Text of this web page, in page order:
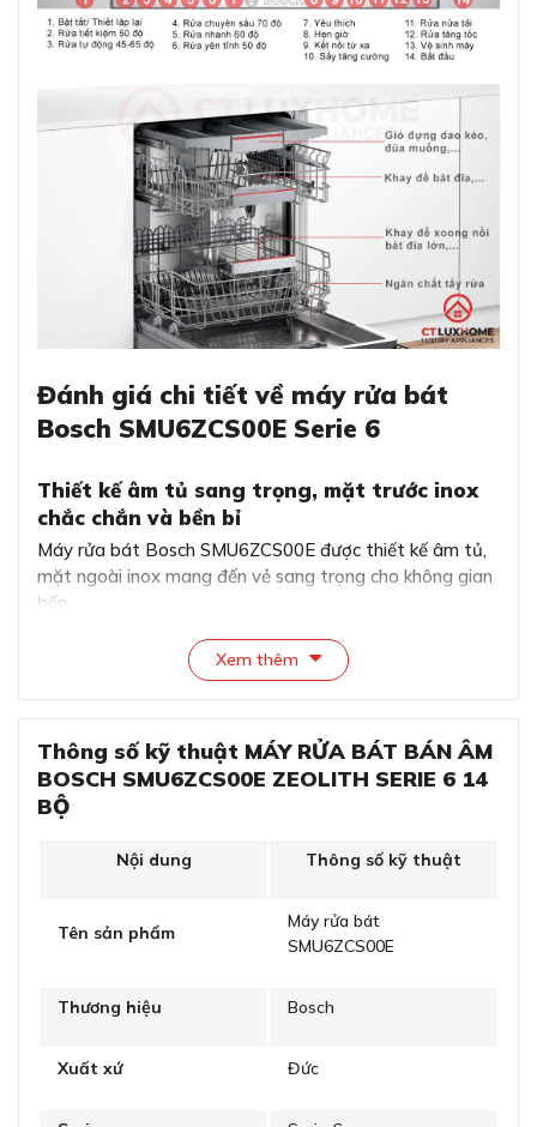
Đánh giá chi tiết về máy rửa bát
Bosch SMU6ZCS00E Serie 6
Thiết kế âm tủ sang trọng, mặt trước inox
chắc chắn và bền bỉ
Máy rửa bát Bosch SMU6ZCS00E được thiết kế âm tủ,
mặt ngoài inox mang đến vẻ sang trọng cho không gian
bếp.
Bảng điều khiển của máy được thiết kế ngay mặt ngoài
của máy giúp người dùng có thể dễ dàng sử dụng cũng
Xem thêm
Thông số kỹ thuật MÁY RỬA BÁT BÁN ÂM
BOSCH SMU6ZCS00E ZEOLITH SERIE 6 14
BỘ
Nội dung Thông số kỹ thuật
Tên sản phẩm
Máy rửa bát
SMU6ZCS00E
Thương hiệu Bosch
Xuất xứ Đức